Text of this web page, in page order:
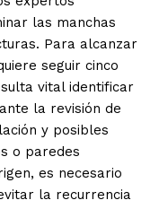
las manchas
Para alcanzar
seguir cinco
vital identificar
la revisión de
y posibles
o paredes
es necesario
la recurrencia